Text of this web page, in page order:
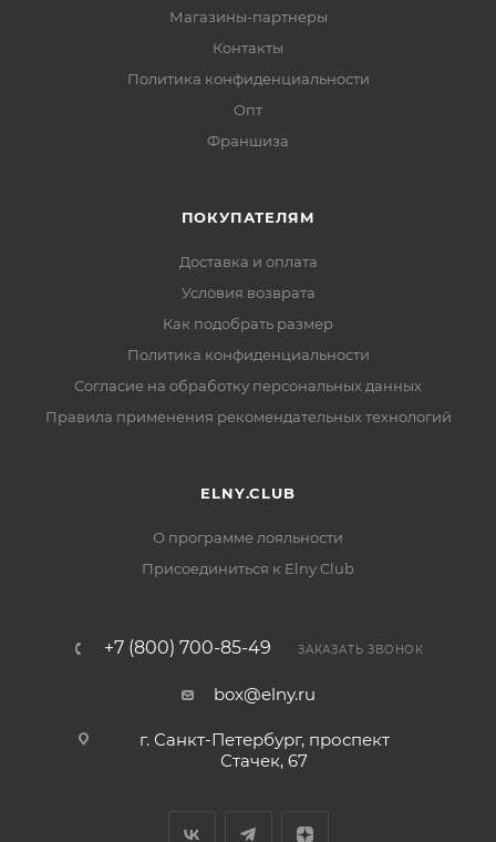
Магазины-партнеры
Контакты
Политика конфиденциальности
Опт
Франшиза
ПОКУПАТЕЛЯМ
Доставка и оплата
Условия возврата
Как подобрать размер
Политика конфиденциальности
Согласие на обработку персональных данных
Правила применения рекомендательных технологий
ELNY.CLUB
О программе лояльности
Присоединиться к Elny.Club
+7 (800) 700-85-49 ЗАКАЗАТЬ ЗВОНОК
box@elny.ru
г. Санкт-Петербург, проспект
Стачек, 67